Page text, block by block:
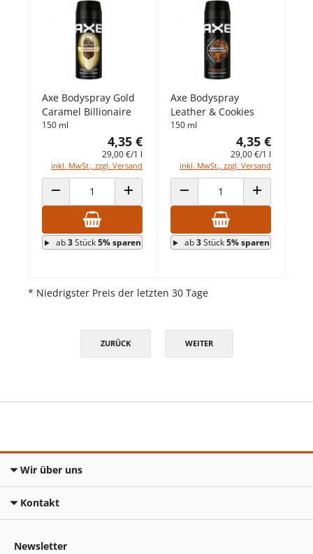
Axe Bodyspray Gold
Caramel Billionaire
150 ml
4,35 €
29,00 €/1 l
inkl. MwSt., zzgl. Versand
ANZAHL VERRINGERNANZAHL ERHÖHEN
ab3Stück5% sparen
Axe Bodyspray
Leather & Cookies
150 ml
4,35 €
29,00 €/1 l
inkl. MwSt., zzgl. Versand
ANZAHL VERRINGERNANZAHL
ab3Stück5% sparen
* Niedrigster Preis der letzten 30 Tage
ZURÜCK WEITER
Wir über uns
Kontakt
Newsletter